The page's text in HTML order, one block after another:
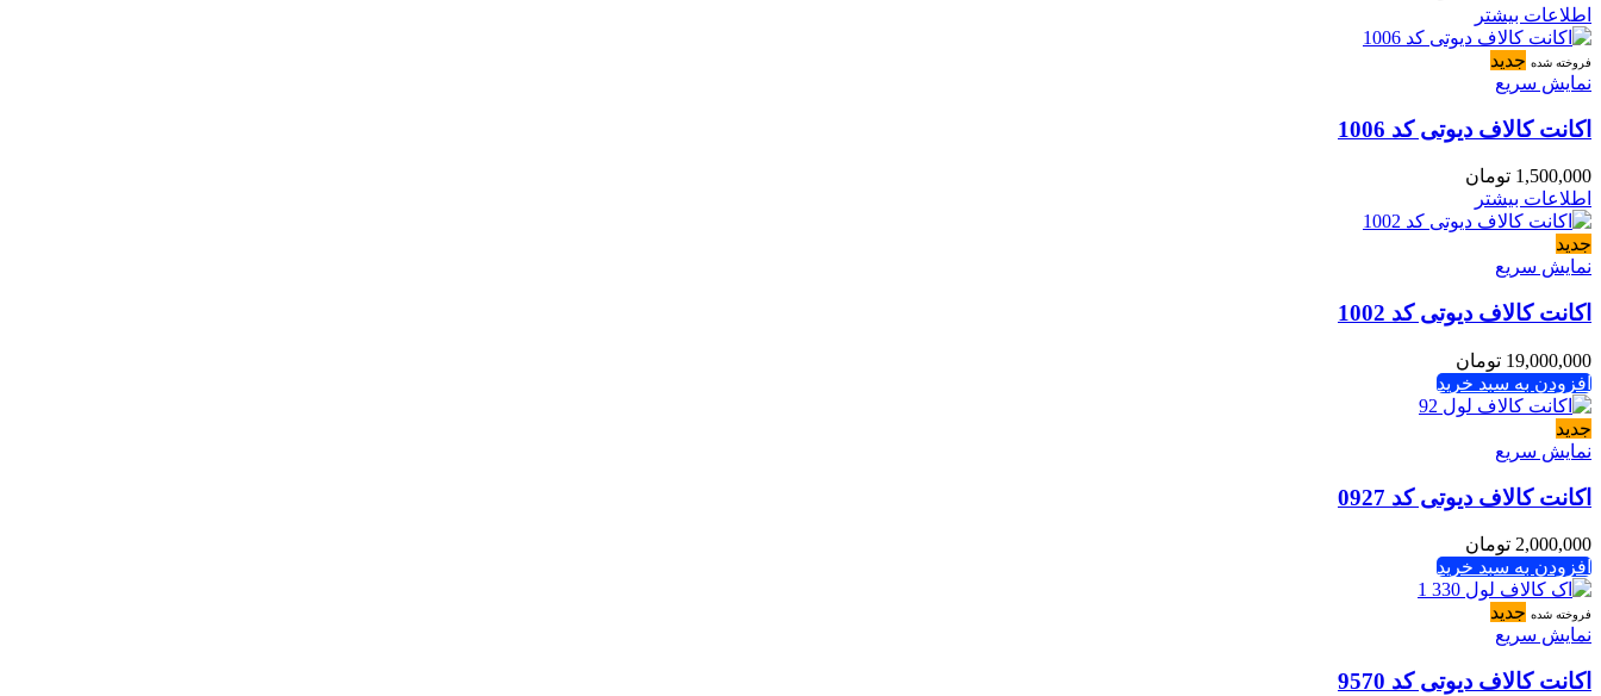
اطلاعات بیشتر
فروخته شده جدید
نمایش سریع
اکانت کالاف دیوتی کد 1006
1,500,000 تومان
اطلاعات بیشتر
جدید
نمایش سریع
اکانت کالاف دیوتی کد 1002
19,000,000 تومان
افزودن به سبد خرید
جدید
نمایش سریع
اکانت کالاف دیوتی کد 0927
2,000,000 تومان
افزودن به سبد خرید
فروخته شده جدید
نمایش سریع
اکانت کالاف دیوتی کد 9570